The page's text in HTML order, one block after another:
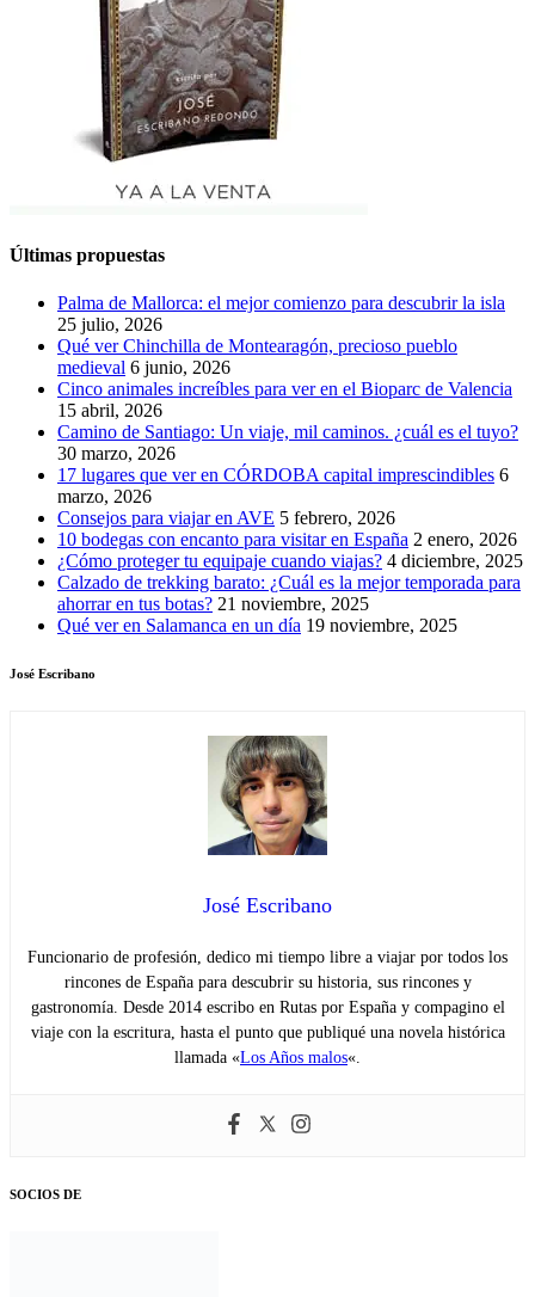
Últimas propuestas
Palma de Mallorca: el mejor comienzo para descubrir la isla
25 julio, 2026
Qué ver Chinchilla de Montearagón, precioso pueblo
medieval 6 junio, 2026
Cinco animales increíbles para ver en el Bioparc de Valencia
15 abril, 2026
Camino de Santiago: Un viaje, mil caminos. ¿cuál es el tuyo?
30 marzo, 2026
17 lugares que ver en CÓRDOBA capital imprescindibles 6
marzo, 2026
Consejos para viajar en AVE 5 febrero, 2026
10 bodegas con encanto para visitar en España 2 enero, 2026
¿Cómo proteger tu equipaje cuando viajas? 4 diciembre, 2025
Calzado de trekking barato: ¿Cuál es la mejor temporada para
ahorrar en tus botas? 21 noviembre, 2025
Qué ver en Salamanca en un día 19 noviembre, 2025
José Escribano
José Escribano
Funcionario de profesión, dedico mi tiempo libre a viajar por todos los
rincones de España para descubrir su historia, sus rincones y
gastronomía. Desde 2014 escribo en Rutas por España y compagino el
viaje con la escritura, hasta el punto que publiqué una novela histórica
llamada «Los Años malos«.
SOCIOS DE